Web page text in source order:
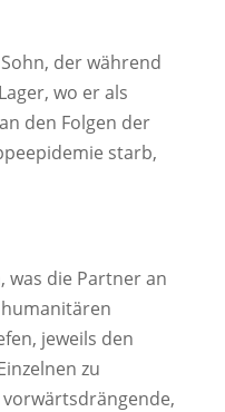
der während
wo er als
den Folgen der
starb,
was die Partner an
jeweils den
zu
vorwärtsdrängende,